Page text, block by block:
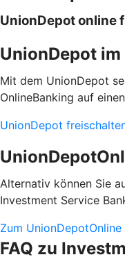
UnionDepot online
UnionDepot
Mit dem UnionDepot
OnlineBanking auf
UnionDepot
Alternativ können Sie
Investment Service
Zum UnionDepotOnline
FAQ zu